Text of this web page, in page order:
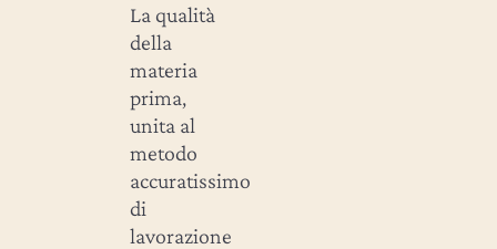
La qualità
della
materia
prima,
unita al
metodo
accuratissimo
di
lavorazione